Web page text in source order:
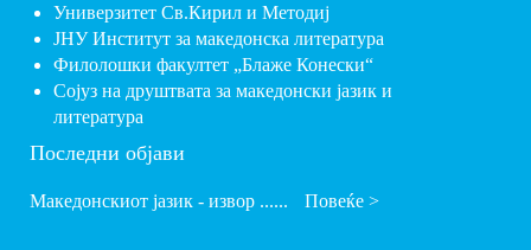
Универзитет Св.Кирил и Методиј
ЈНУ Институт за македонска литература
Филолошки факултет „Блаже Конески“
Сојуз на друштвата за македонски јазик и
литература
Последни објави
Македонскиот јазик - извор ...... Повеќе >